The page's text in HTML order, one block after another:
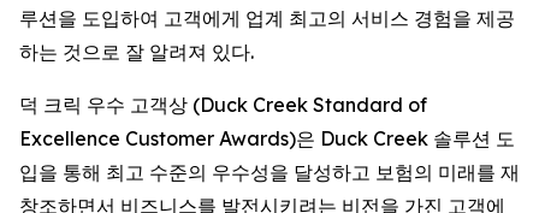
루션을 도입하여 고객에게 업계 최고의 서비스 경험을 제공
하는 것으로 잘 알려져 있다.
덕 크릭 우수 고객상 (Duck Creek Standard of
Excellence Customer Awards)은 Duck Creek 솔루션 도
입을 통해 최고 수준의 우수성을 달성하고 보험의 미래를 재
창조하면서 비즈니스를 발전시키려는 비전을 가진 고객에